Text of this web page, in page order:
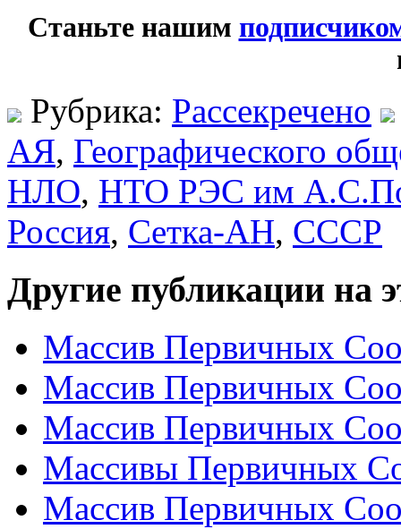
Станьте нашим
Рубрика: Рассекречено
АЯ, Географического
НЛО, НТО РЭС им
Россия, Сетка-АН, СССР
Другие публикации на
Массив Первичных
Массив Первичных
Массив Первичных
Массивы Первичных
Массив Первичных